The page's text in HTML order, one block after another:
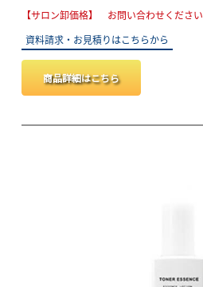
【サロン卸価格】 お問い合わせください
資料請求・お見積りはこちらから
商品詳細はこちら